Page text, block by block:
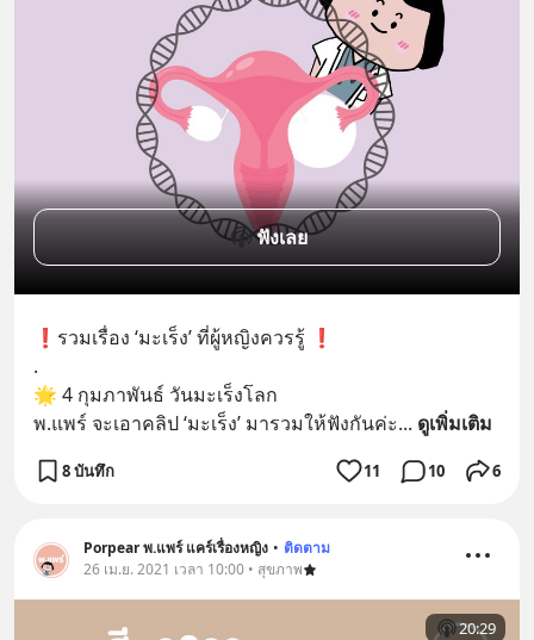
ฟังเลย
❗️รวมเรื่อง ‘มะเร็ง’ ที่ผู้หญิงควรรู้ ❗️
.
🌟 4 กุมภาพันธ์ วันมะเร็งโลก
พ.แพร์ จะเอาคลิป ‘มะเร็ง’ มารวมให้ฟังกันค่ะ... ดูเพิ่มเติม
8 บันทึก 11 10 6
Porpear พ.แพร์ แคร์เรื่องหญิง • ติดตาม
26 เม.ย. 2021 เวลา 10:00 • สุขภาพ
20:29